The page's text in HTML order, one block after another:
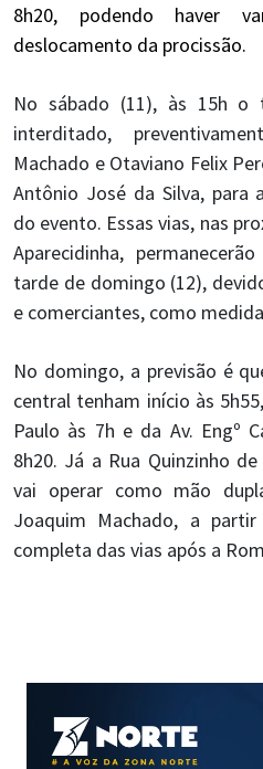
8h20, podendo haver
deslocamento da procissão.
No sábado (11), às 15h o
interditado,
Machado e Otaviano Felix
Antônio José da Silva, para
do evento. Essas vias, nas
Aparecidinha,
tarde de domingo (12),
e comerciantes, como
No domingo, a previsão é
central tenham início às
Paulo às 7h e da Av. Engº
8h20. Já a Rua Quinzinho
vai operar como mão
Joaquim Machado, a
completa das vias após a